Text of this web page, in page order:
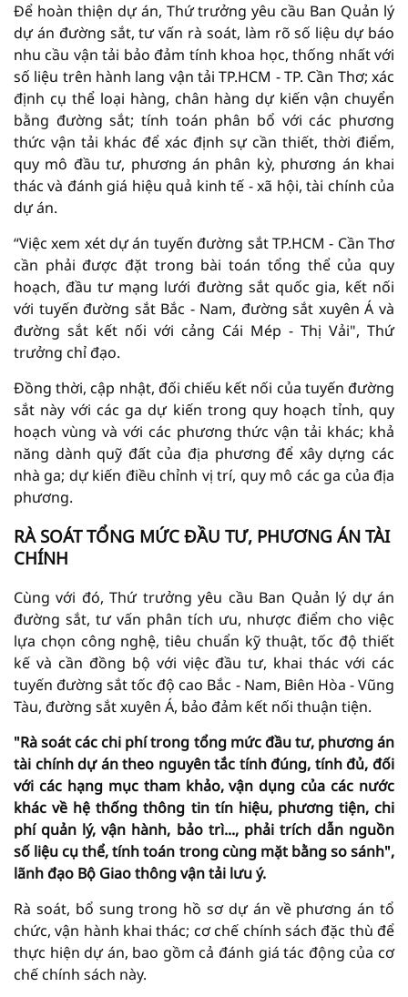
Để hoàn thiện dự án, Thứ trưởng yêu cầu Ban Quản lý
dự án đường sắt, tư vấn rà soát, làm rõ số liệu dự báo
nhu cầu vận tải bảo đảm tính khoa học, thống nhất với
số liệu trên hành lang vận tải TP.HCM - TP. Cần Thơ; xác
định cụ thể loại hàng, chân hàng dự kiến vận chuyển
bằng đường sắt; tính toán phân bổ với các phương
thức vận tải khác để xác định sự cần thiết, thời điểm,
quy mô đầu tư, phương án phân kỳ, phương án khai
thác và đánh giá hiệu quả kinh tế - xã hội, tài chính của
dự án.
“Việc xem xét dự án tuyến đường sắt TP.HCM - Cần Thơ
cần phải được đặt trong bài toán tổng thể của quy
hoạch, đầu tư mạng lưới đường sắt quốc gia, kết nối
với tuyến đường sắt Bắc - Nam, đường sắt xuyên Á và
đường sắt kết nối với cảng Cái Mép - Thị Vải", Thứ
trưởng chỉ đạo.
Đồng thời, cập nhật, đối chiếu kết nối của tuyến đường
sắt này với các ga dự kiến trong quy hoạch tỉnh, quy
hoạch vùng và với các phương thức vận tải khác; khả
năng dành quỹ đất của địa phương để xây dựng các
nhà ga; dự kiến điều chỉnh vị trí, quy mô các ga của địa
phương.
RÀ SOÁT TỔNG MỨC ĐẦU TƯ, PHƯƠNG ÁN TÀI
CHÍNH
Cùng với đó, Thứ trưởng yêu cầu Ban Quản lý dự án
đường sắt, tư vấn phân tích ưu, nhược điểm cho việc
lựa chọn công nghệ, tiêu chuẩn kỹ thuật, tốc độ thiết
kế và cần đồng bộ với việc đầu tư, khai thác với các
tuyến đường sắt tốc độ cao Bắc - Nam, Biên Hòa - Vũng
Tàu, đường sắt xuyên Á, bảo đảm kết nối thuận tiện.
"Rà soát các chi phí trong tổng mức đầu tư, phương án
tài chính dự án theo nguyên tắc tính đúng, tính đủ, đối
với các hạng mục tham khảo, vận dụng của các nước
khác về hệ thống thông tin tín hiệu, phương tiện, chi
phí quản lý, vận hành, bảo trì..., phải trích dẫn nguồn
số liệu cụ thể, tính toán trong cùng mặt bằng so sánh",
lãnh đạo Bộ Giao thông vận tải lưu ý.
Rà soát, bổ sung trong hồ sơ dự án về phương án tổ
chức, vận hành khai thác; cơ chế chính sách đặc thù để
thực hiện dự án, bao gồm cả đánh giá tác động của cơ
chế chính sách này.